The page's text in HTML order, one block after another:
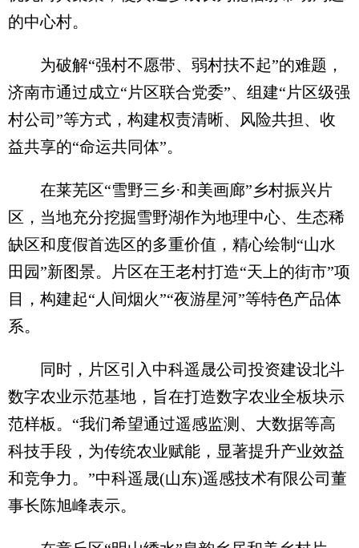
的中心村。
为破解“强村不愿带、弱村扶不起”的难题，
济南市通过成立“片区联合党委”、组建“片区级强
村公司”等方式，构建权责清晰、风险共担、收
益共享的“命运共同体”。
在莱芜区“雪野三乡·和美画廊”乡村振兴片
区，当地充分挖掘雪野湖作为地理中心、生态稀
缺区和度假首选区的多重价值，精心绘制“山水
田园”新图景。片区在王老村打造“天上的街市”项
目，构建起“人间烟火”“夜游星河”等特色产品体
系。
同时，片区引入中科遥晟公司投资建设北斗
数字农业示范基地，旨在打造数字农业全板块示
范样板。“我们希望通过遥感监测、大数据等高
科技手段，为传统农业赋能，显著提升产业效益
和竞争力。”中科遥晟(山东)遥感技术有限公司董
事长陈旭峰表示。